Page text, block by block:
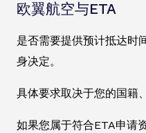
欧翼航空与ETA
是否需要提供预计抵达时
身决定。
具体要求取决于您的国籍
如果您属于符合ETA申请